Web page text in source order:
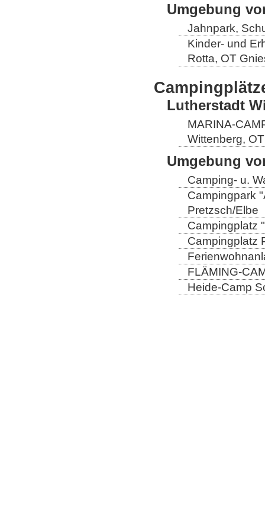
Umgebung
Jahnpark,
Kinder- und
Rotta, OT
Lutherstadt
MARINA-
Wittenberg,
Umgebung
Camping- u.
Campingpark
Pretzsch/Elbe
Campingplatz
Campingplatz
FLÄMING-
Heide-Camp